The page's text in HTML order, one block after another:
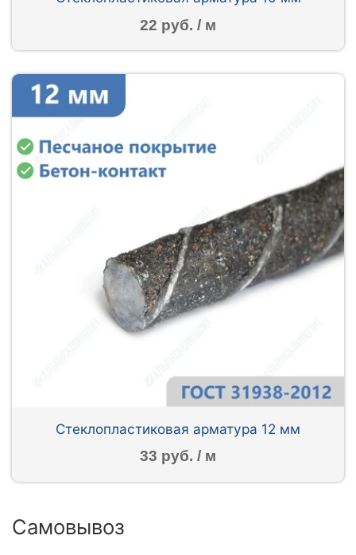
22 руб. / м
Стеклопластиковая арматура 12 мм
33 руб. / м
Самовывоз